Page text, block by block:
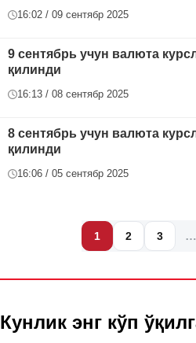
16:02 / 09 сентябр 2025
9 сентябрь учун валюта
қилинди
16:13 / 08 сентябр 2025
8 сентябрь учун валюта
қилинди
16:06 / 05 сентябр 2025
1 2 3 …
Кунлик энг кўп